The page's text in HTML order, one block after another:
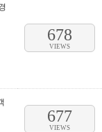
678
VIEWS
677
VIEWS